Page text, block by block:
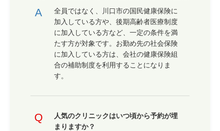
全員ではなく、川口市の国民健康保険に
加入している方や、後期高齢者医療制度
に加入している方など、一定の条件を満
たす方が対象です。お勤め先の社会保険
に加入している方は、会社の健康保険組
合の補助制度を利用することになりま
す。
人気のクリニックはいつ頃から予約が埋
まりますか？